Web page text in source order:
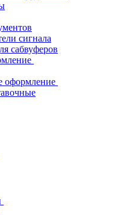
сигнала
сабвуферов
оформление